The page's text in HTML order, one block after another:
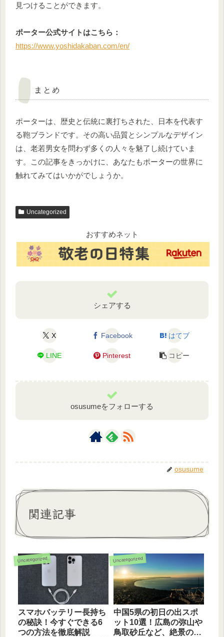
見つけることができます。
ポーター公式サイトはこちら：
https://www.yoshidakaban.com/en/
まとめ
ポーターは、歴史と伝統に裏打ちされた、日本を代表す
る鞄ブランドです。その高い品質とシンプルなデザイン
は、老若男女を問わず多くの人々を魅了し続けていま
す。この記事をきっかけに、あなたもポーターの世界に
触れてみてはいかがでしょうか。
Uncategorized
おすすめネット
シェアする
X Facebook はてブ
LINE Pinterest コピー
osusumeをフォローする
osusume
関連記事
Uncategorized
スマホバッテリー長持ち
の秘訣！今すぐできる6
つの方法を徹底解説
Uncategorized
中国5県の初日の出スポ
ット10選！広島の弥山や
鳥取砂丘など、絶景の初